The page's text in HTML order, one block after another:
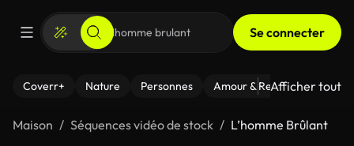
Se connecter
Coverr+ Nature Personnes Amour & Relations Le
Afficher tout
Maison Séquences vidéo de stock L’homme Brûlant